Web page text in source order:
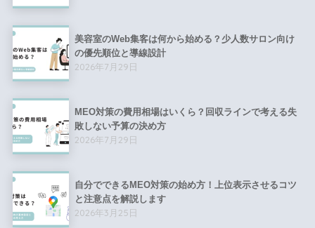
美容室のWeb集客は何から始める？少人数サロン向け
の優先順位と導線設計
2026年7月29日
MEO対策の費用相場はいくら？回収ラインで考える失
敗しない予算の決め方
2026年7月29日
自分でできるMEO対策の始め方！上位表示させるコツ
と注意点を解説します
2026年3月25日